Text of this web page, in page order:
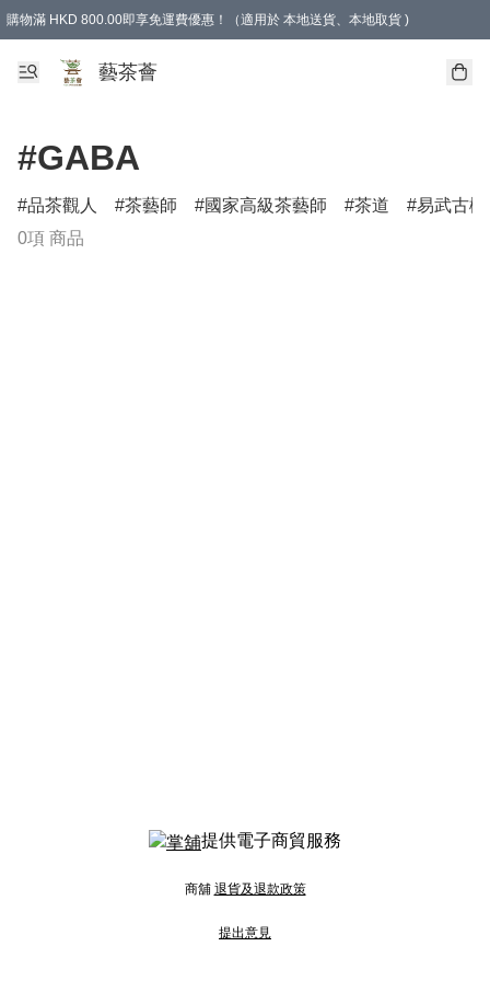
購物滿 HKD 800.00即享免運費優惠！（適用於 本地送貨、本地取貨 )
藝茶薈
#GABA
品茶觀人 茶藝師 國家高級茶藝師 茶道
易武古樹
0項 商品
提供電子商貿服務
商舖 退貨及退款政策
提出意見